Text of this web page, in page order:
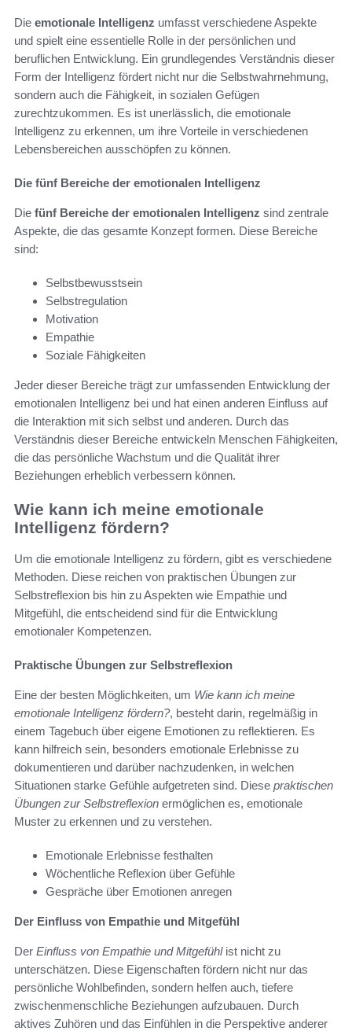
Die emotionale Intelligenz umfasst verschiedene Aspekte
und spielt eine essentielle Rolle in der persönlichen und
beruflichen Entwicklung. Ein grundlegendes Verständnis dieser
Form der Intelligenz fördert nicht nur die Selbstwahrnehmung,
sondern auch die Fähigkeit, in sozialen Gefügen
zurechtzukommen. Es ist unerlässlich, die emotionale
Intelligenz zu erkennen, um ihre Vorteile in verschiedenen
Lebensbereichen ausschöpfen zu können.
Die fünf Bereiche der emotionalen Intelligenz
Die fünf Bereiche der emotionalen Intelligenz sind zentrale
Aspekte, die das gesamte Konzept formen. Diese Bereiche
sind:
Selbstbewusstsein
Selbstregulation
Motivation
Empathie
Soziale Fähigkeiten
Jeder dieser Bereiche trägt zur umfassenden Entwicklung der
emotionalen Intelligenz bei und hat einen anderen Einfluss auf
die Interaktion mit sich selbst und anderen. Durch das
Verständnis dieser Bereiche entwickeln Menschen Fähigkeiten,
die das persönliche Wachstum und die Qualität ihrer
Beziehungen erheblich verbessern können.
Wie kann ich meine emotionale
Intelligenz fördern?
Um die emotionale Intelligenz zu fördern, gibt es verschiedene
Methoden. Diese reichen von praktischen Übungen zur
Selbstreflexion bis hin zu Aspekten wie Empathie und
Mitgefühl, die entscheidend sind für die Entwicklung
emotionaler Kompetenzen.
Praktische Übungen zur Selbstreflexion
Eine der besten Möglichkeiten, um Wie kann ich meine
emotionale Intelligenz fördern?, besteht darin, regelmäßig in
einem Tagebuch über eigene Emotionen zu reflektieren. Es
kann hilfreich sein, besonders emotionale Erlebnisse zu
dokumentieren und darüber nachzudenken, in welchen
Situationen starke Gefühle aufgetreten sind. Diese praktischen
Übungen zur Selbstreflexion ermöglichen es, emotionale
Muster zu erkennen und zu verstehen.
Emotionale Erlebnisse festhalten
Wöchentliche Reflexion über Gefühle
Gespräche über Emotionen anregen
Der Einfluss von Empathie und Mitgefühl
Der Einfluss von Empathie und Mitgefühlist nicht zu
unterschätzen. Diese Eigenschaften fördern nicht nur das
persönliche Wohlbefinden, sondern helfen auch, tiefere
zwischenmenschliche Beziehungen aufzubauen. Durch
aktives Zuhören und das Einfühlen in die Perspektive anderer